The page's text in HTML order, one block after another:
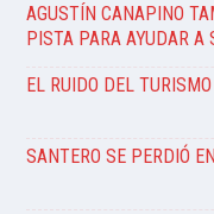
AGUSTÍN CANAPINO
PISTA PARA AYUDAR A
EL RUIDO DEL
SANTERO SE PERDIÓ